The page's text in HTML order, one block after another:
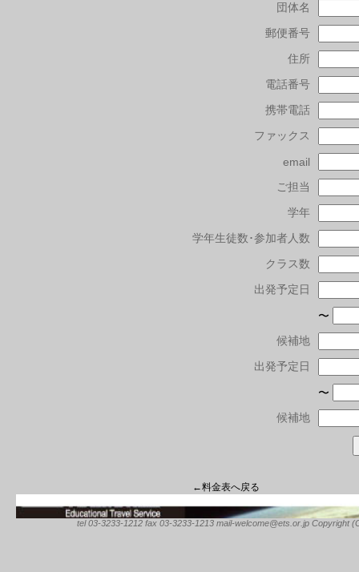
団体名
郵便番号
住所
電話番号
携帯電話
ファックス
email
ご担当
学年
学年生徒数･参加者人数
クラス数
出発予定日
〜
候補地
出発予定日
〜
候補地
←料金表へ戻る
tel 03-3233-1212 fax 03-3233-1213 mail-welcome@ets.or.jp Copyright